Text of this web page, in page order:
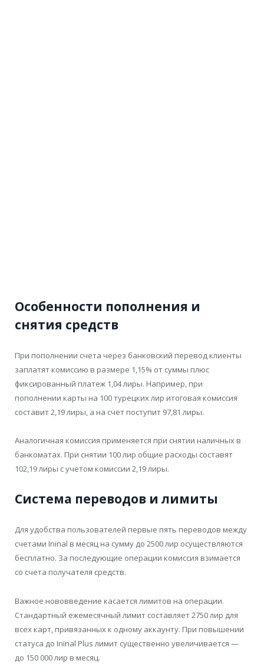
Особенности пополнения и
снятия средств
При пополнении счета через банковский перевод клиенты
заплатят комиссию в размере 1,15% от суммы плюс
фиксированный платеж 1,04 лиры. Например, при
пополнении карты на 100 турецких лир итоговая комиссия
составит 2,19 лиры, а на счет поступит 97,81 лиры.
Аналогичная комиссия применяется при снятии наличных в
банкоматах. При снятии 100 лир общие расходы составят
102,19 лиры с учетом комиссии 2,19 лиры.
Система переводов и лимиты
Для удобства пользователей первые пять переводов между
счетами Ininal в месяц на сумму до 2500 лир осуществляются
бесплатно. За последующие операции комиссия взимается
со счета получателя средств.
Важное нововведение касается лимитов на операции.
Стандартный ежемесячный лимит составляет 2750 лир для
всех карт, привязанных к одному аккаунту. При повышении
статуса до Ininal Plus лимит существенно увеличивается —
до 150 000 лир в месяц.